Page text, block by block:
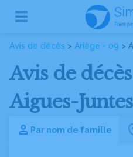
Avis de décès > Ariège - 09 >
Avis de
Aigues-
Par nom de famille